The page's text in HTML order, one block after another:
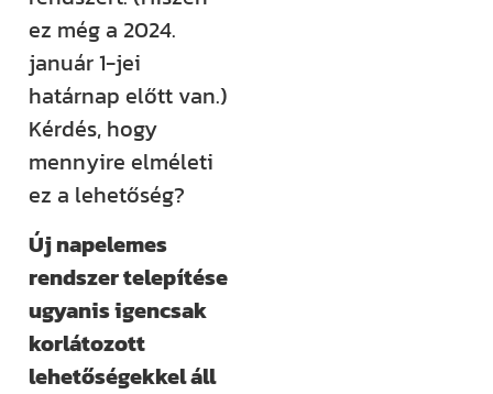
ez még a 2024.
január 1-jei
határnap előtt van.)
Kérdés, hogy
mennyire elméleti
ez a lehetőség?
Új napelemes
rendszer telepítése
ugyanis igencsak
korlátozott
lehetőségekkel áll